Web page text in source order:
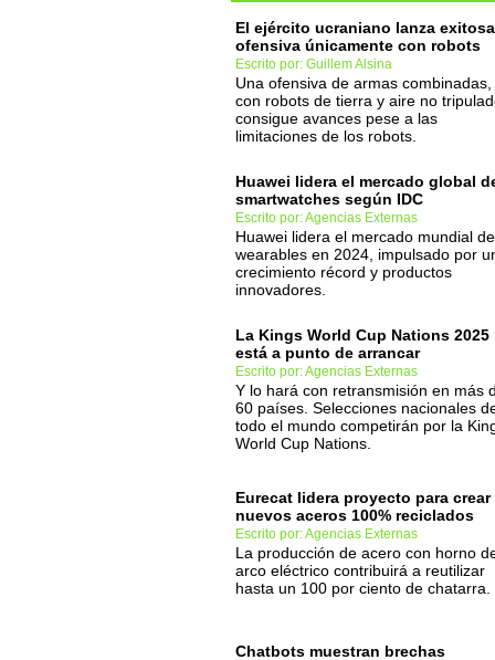
El ejército ucraniano lanza exitosa
ofensiva únicamente con robots
Escrito por: Guillem Alsina
Una ofensiva de armas combinadas,
con robots de tierra y aire no
consigue avances pese a las
limitaciones de los robots.
Huawei lidera el mercado global
smartwatches según IDC
Escrito por: Agencias Externas
Huawei lidera el mercado mundial de
wearables en 2024, impulsado por
crecimiento récord y productos
innovadores.
La Kings World Cup Nations 2025
está a punto de arrancar
Escrito por: Agencias Externas
Y lo hará con retransmisión en más
60 países. Selecciones nacionales
todo el mundo competirán por la
World Cup Nations.
Eurecat lidera proyecto para crear
nuevos aceros 100% reciclados
Escrito por: Agencias Externas
La producción de acero con horno
arco eléctrico contribuirá a reutilizar
hasta un 100 por ciento de chatarra.
Chatbots muestran brechas